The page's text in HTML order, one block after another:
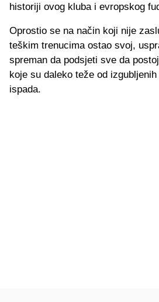
historiji ovog kluba i evropskog
Oprostio se na način koji nije
teškim trenucima ostao svoj,
spreman da podsjeti sve da
koje su daleko teže od
ispada.